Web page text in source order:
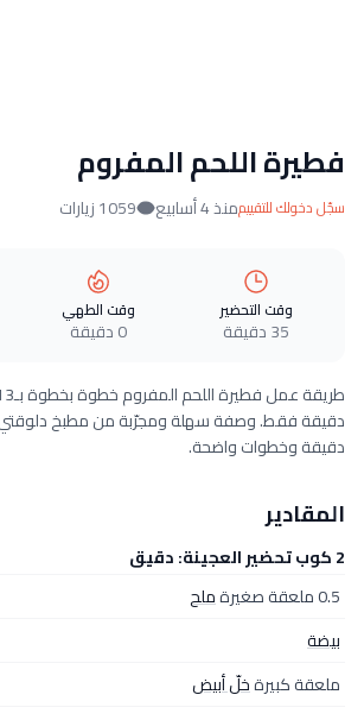
فطيرة اللحم المفروم
سجّل دخولك للتقييممنذ 4 أسابيع 1059 زيارات
وقت التحضير
35 دقيقة
وقت الطهي
0 دقيقة
دقيقة وخطوات واضحة.
المقادير
2 كوب تحضير العجينة: دقيق
0.5 ملعقة صغيرة
ملح
بيضة
ملعقة كبيرةخلّ أبيض